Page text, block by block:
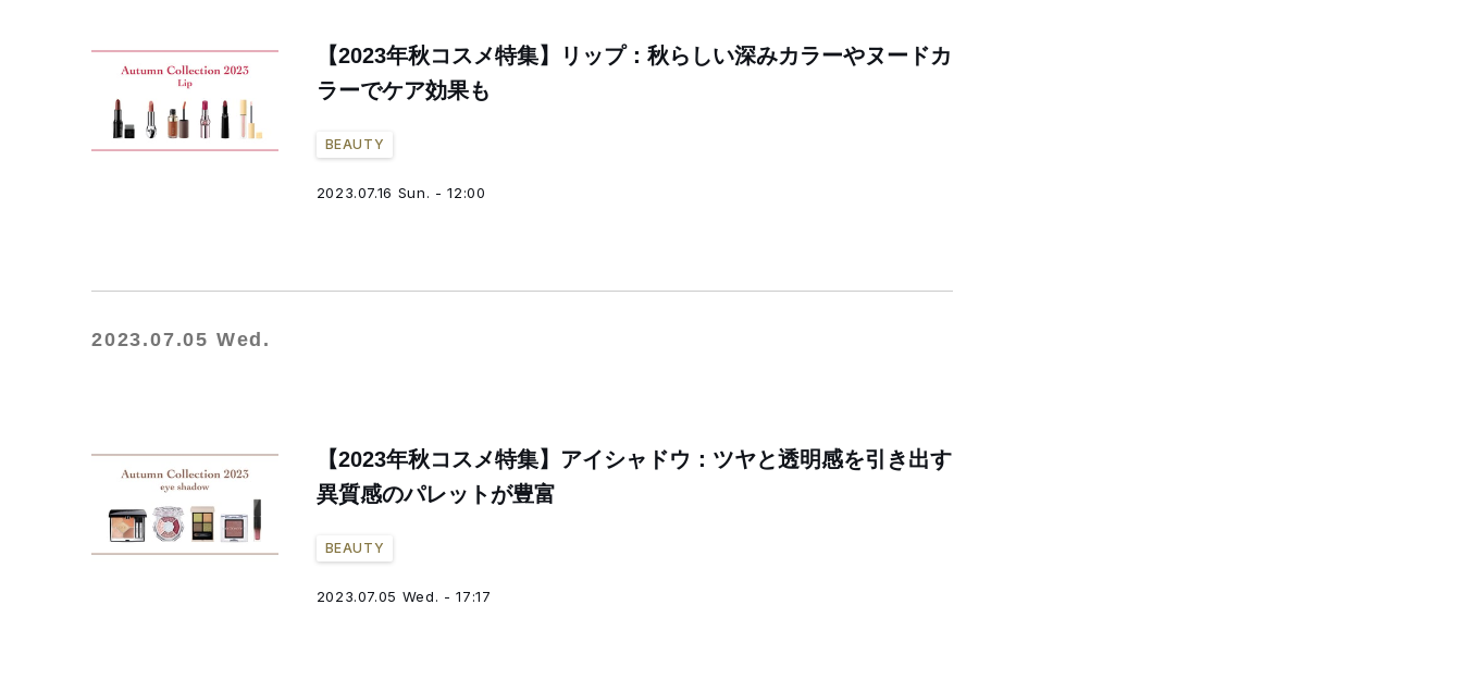
【2023年秋コスメ特集】リップ：秋らしい深みカラーやヌードカ
ラーでケア効果も
BEAUTY
2023.07.16 Sun. - 12:00
2023.07.05 Wed.
【2023年秋コスメ特集】アイシャドウ：ツヤと透明感を引き出す
異質感のパレットが豊富
BEAUTY
2023.07.05 Wed. - 17:17